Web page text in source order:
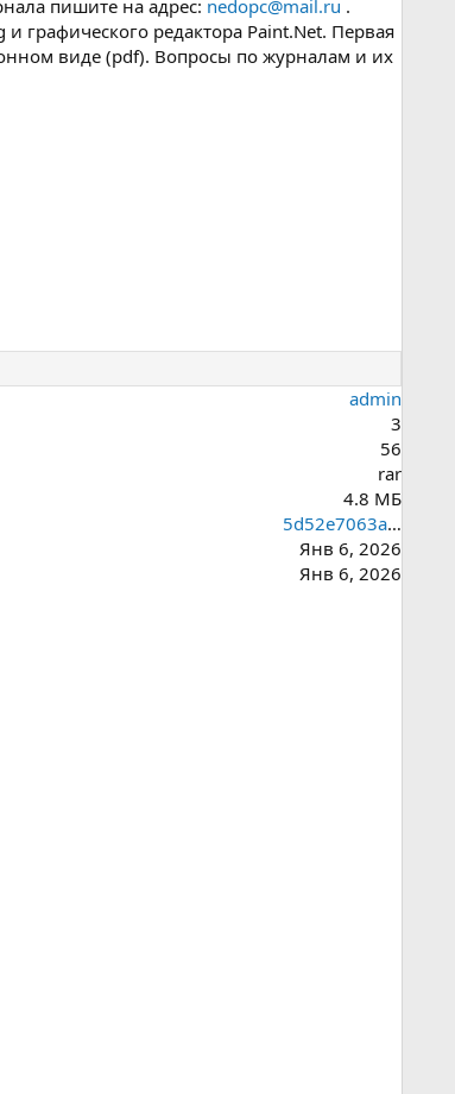
пишите на адрес: nedopc@mail.ru .
графического редактора Paint.Net. Первая
виде (pdf). Вопросы по журналам и их
admin
3
56
rar
4.8 МБ
5d52e7063a93c53aa72623cfa4ec4325
Янв 6, 2026
Янв 6, 2026